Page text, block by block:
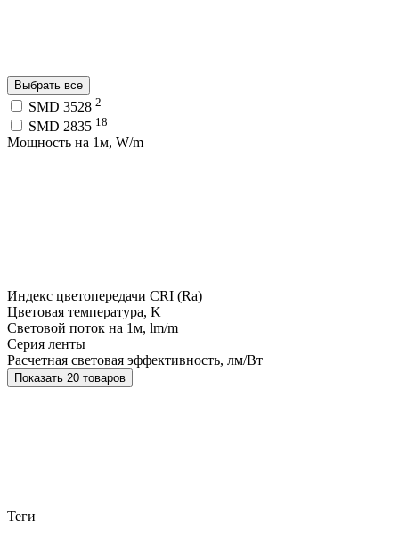
Выбрать все
SMD 3528 2
SMD 2835 18
Мощность на 1м, W/m
Индекс цветопередачи CRI (Ra)
Цветовая температура, K
Световой поток на 1м, lm/m
Серия ленты
Расчетная световая эффективность, лм/Вт
Показать 20 товаров
Теги